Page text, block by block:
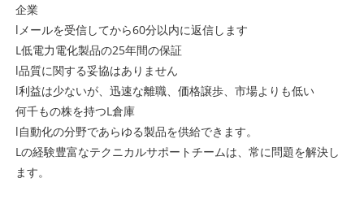
企業
lメールを受信して​​から60分以内に返信します
L低電力電化製品の25年間の保証
l品質に関する妥協はありません
l利益は少ないが、迅速な離職、価格譲歩、市場よりも低い
何千もの株を持つL倉庫
l自動化の分野であらゆる製品を供給できます。
Lの経験豊富なテクニカルサポートチームは、常に問題を解決し
ます。